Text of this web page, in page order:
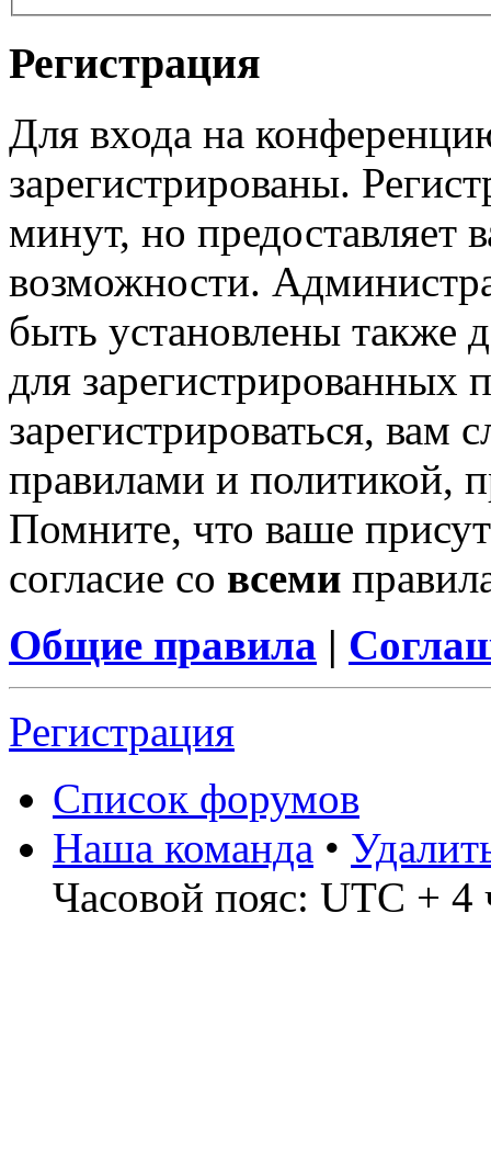
Регистрация
Для входа на
зарегистрированы.
минут, но предоставляет
возможности.
быть установлены также
для зарегистрированных
зарегистрироваться, вам
правилами и политикой,
Помните, что ваше
согласие со всеми
Общие правила |
Регистрация
Список форумов
Наша команда •
Часовой пояс: UTC + 4